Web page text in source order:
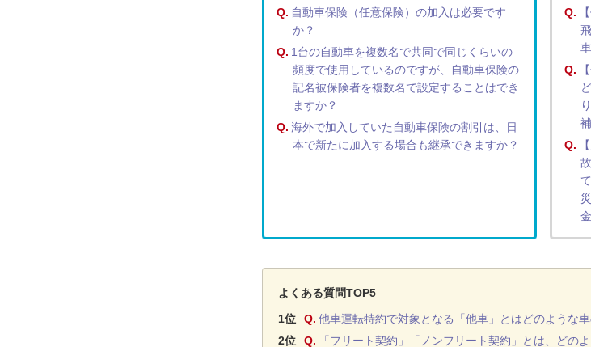
Q. 自動車保険（任意保険）の加入は必要です
か？
Q. 1台の自動車を複数名で共同で同じくらいの
頻度で使用しているのですが、自動車保険の
記名被保険者を複数名で設定することはでき
ますか？
Q. 海外で加入していた自動車保険の割引は、日
本で新たに加入する場合も継承できますか？
Q.
Q.
Q.
よくある質問TOP5
1位
Q. 他車運転特約で対象となる「他車」とはどのような
2位
Q. 「フリート契約」「ノンフリート契約」とは、どの